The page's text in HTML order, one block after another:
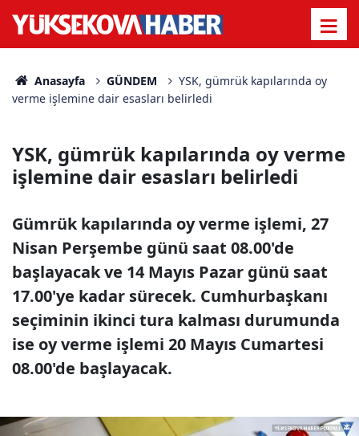
Anasayfa GÜNDEM
YSK, gümrük kapılarında oy
verme işlemine dair esasları belirledi
YSK, gümrük kapılarında oy verme
işlemine dair esasları belirledi
Gümrük kapılarında oy verme işlemi, 27
Nisan Perşembe günü saat 08.00'de
başlayacak ve 14 Mayıs Pazar günü saat
17.00'ye kadar sürecek. Cumhurbaşkanı
seçiminin ikinci tura kalması durumunda
ise oy verme işlemi 20 Mayıs Cumartesi
08.00'de başlayacak.